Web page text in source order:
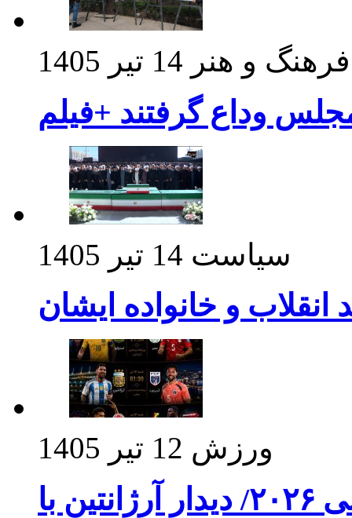
فرهنگ و هنر 14 تیر 1405
وداع گرفتند +فیلم
سیاست 14 تیر 1405
انقلاب و خانواده ایشان
ورزش 12 تیر 1405
برنامه بازی های امشب جام جهانی ۲۰۲۶/ دیدار آرژانتین با